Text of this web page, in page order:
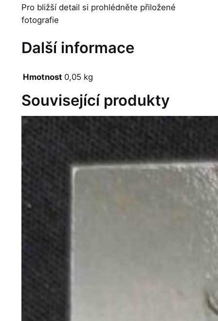
Pro bližší detail si prohlédněte přiložené
fotografie
Další informace
Hmotnost 0,05 kg
Související produkty